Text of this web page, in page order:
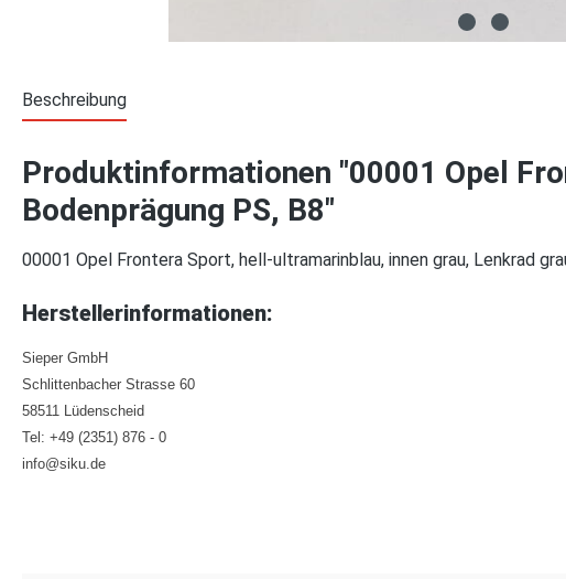
Beschreibung
Produktinformationen "00001 Opel
Bodenprägung PS, B8"
00001 Opel Frontera Sport, hell-ultramarinblau, innen grau, Lenkrad
Herstellerinformationen:
Sieper GmbH
Schlittenbacher Strasse 60
58511 Lüdenscheid
Tel: +49 (2351) 876 - 0
info@siku.de